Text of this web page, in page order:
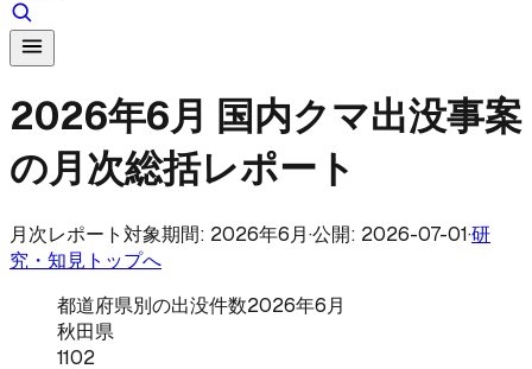
2026年6月 国内クマ出没事案
の月次総括レポート
月次レポート 対象期間: 2026年6月·公開: 2026-07-01·研
究・知見トップへ
都道府県別の出没件数2026年6月
秋田県
1102